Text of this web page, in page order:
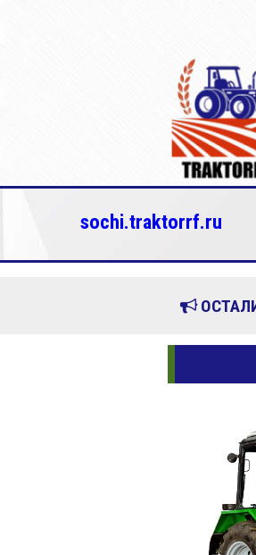
sochi.traktorrf.ru